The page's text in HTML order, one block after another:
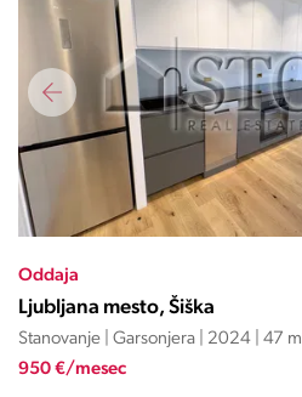
Oddaja
Ljubljana mesto, Šiška
Stanovanje | Garsonjera | 2024 | 47 m
950 €/mesec